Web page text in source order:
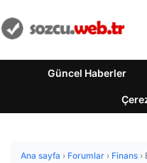
Güncel Haberler
Ana sayfa › Forumlar › Finans ›